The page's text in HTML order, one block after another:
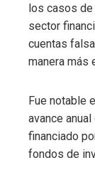
los casos de
sector
cuentas
manera más
Fue notable
avance
financiado
fondos de